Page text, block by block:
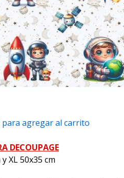
para agregar al carrito
DECOUPAGE
XL 50x35 cm